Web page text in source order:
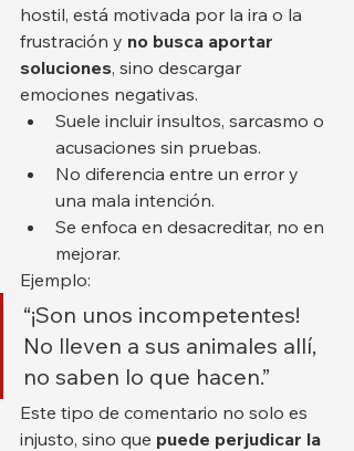
hostil, está motivada por la ira o la
frustración y no busca aportar
soluciones, sino descargar
emociones negativas.
Suele incluir insultos, sarcasmo o
acusaciones sin pruebas.
No diferencia entre un error y
una mala intención.
Se enfoca en desacreditar, no en
mejorar.
Ejemplo:
“¡Son unos incompetentes!
No lleven a sus animales allí,
no saben lo que hacen.”
Este tipo de comentario no solo es
injusto, sino que puede perjudicar la